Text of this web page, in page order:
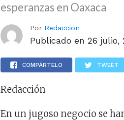
esperanzas en Oaxaca
Por Redaccion
Publicado en 26 julio,
COMPÁRTELO TWEET
Redacción
En un jugoso negocio se